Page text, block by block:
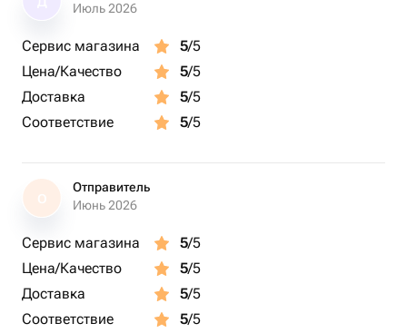
Июль 2026
Сервис магазина 5/5
Цена/Качество
5/5
Доставка
5/5
Соответствие
5/5
О
Отправитель
Июнь 2026
Сервис магазина 5/5
Цена/Качество
5/5
Доставка
5/5
Соответствие
5/5